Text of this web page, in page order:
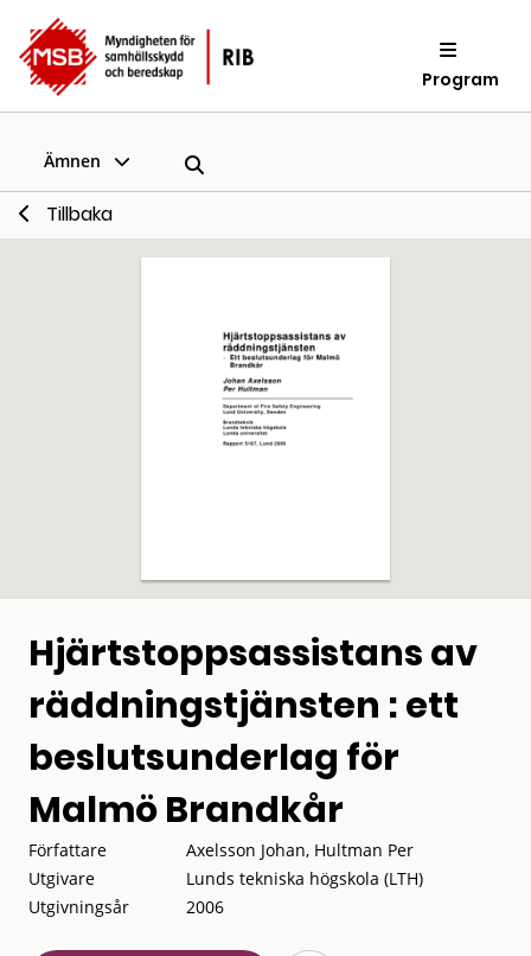
Program
Ämnen
Tillbaka
Hjärtstoppsassistans av
räddningstjänsten : ett
beslutsunderlag för
Malmö Brandkår
Författare
Axelsson Johan, Hultman Per
Utgivare
Lunds tekniska högskola (LTH)
Utgivningsår
2006